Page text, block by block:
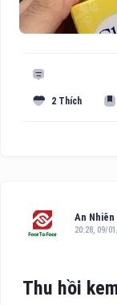
2 Thích
An Nhiên
20:28, 09/
Thu hồi